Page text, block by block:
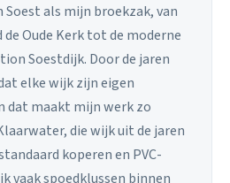
als mijn broekzak, van
Oude Kerk tot de moderne
Soestdijk. Door de jaren
elke wijk zijn eigen
dat maakt mijn werk zo
die wijk uit de jaren
koperen en PVC-
vaak spoedklussen binnen